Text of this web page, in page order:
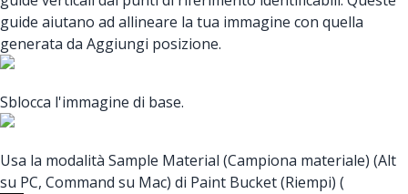
guide aiutano ad allineare la tua immagine con quella
generata da Aggiungi posizione.
Sblocca l'immagine di base.
Usa la modalità Sample Material (Campiona materiale) (Alt
su PC, Command su Mac) di Paint Bucket (Riempi) (